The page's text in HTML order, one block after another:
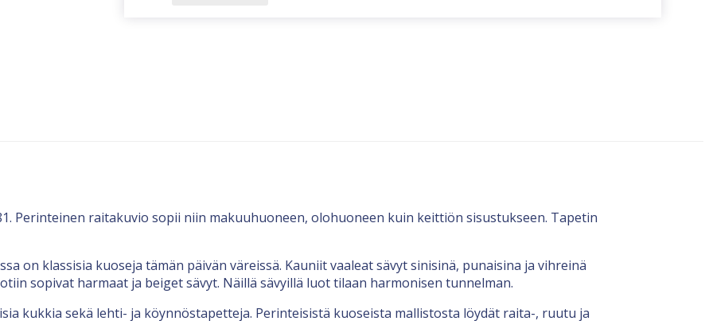
Perinteinen raitakuvio sopii niin makuuhuoneen, olohuoneen kuin keittiön sisustukseen. Tapetin
on klassisia kuoseja tämän päivän väreissä. Kauniit vaaleat sävyt sinisinä, punaisina ja vihreinä
sopivat harmaat ja beiget sävyt. Näillä sävyillä luot tilaan harmonisen tunnelman.
kukkia sekä lehti- ja köynnöstapetteja. Perinteisistä kuoseista mallistosta löydät raita-, ruutu ja